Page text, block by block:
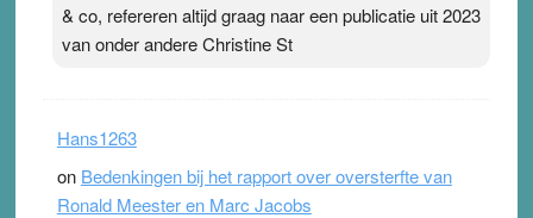
& co, refereren altijd graag naar een publicatie uit 2023
van onder andere Christine St
Hans1263
on Bedenkingen bij het rapport over oversterfte van
Ronald Meester en Marc Jacobs